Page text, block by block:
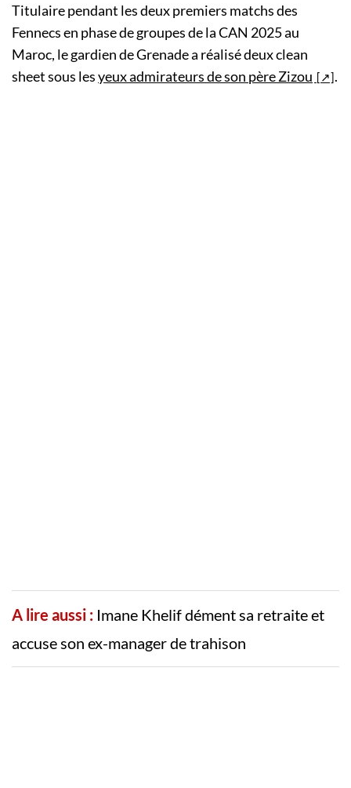
Titulaire pendant les deux premiers matchs des
Fennecs en phase de groupes de la CAN 2025 au
Maroc, le gardien de Grenade a réalisé deux clean
sheet sous lesyeux admirateurs de son père Zizou .
A lire aussi : Imane Khelif dément sa retraite et
accuse son ex-manager de trahison